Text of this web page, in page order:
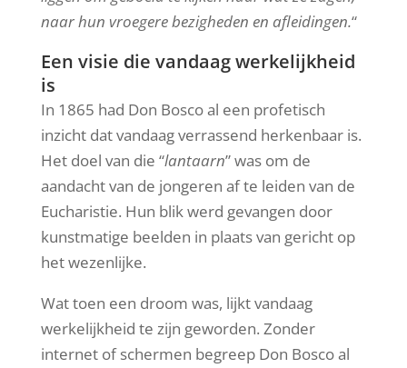
naar hun vroegere bezigheden en afleidingen.“
Een visie die vandaag werkelijkheid
is
In 1865 had Don Bosco al een profetisch
inzicht dat vandaag verrassend herkenbaar is.
Het doel van die “lantaarn” was om de
aandacht van de jongeren af te leiden van de
Eucharistie. Hun blik werd gevangen door
kunstmatige beelden in plaats van gericht op
het wezenlijke.
Wat toen een droom was, lijkt vandaag
werkelijkheid te zijn geworden. Zonder
internet of schermen begreep Don Bosco al